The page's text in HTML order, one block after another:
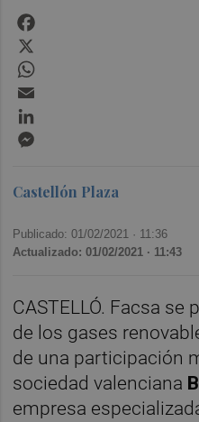
Castellón Plaza
Publicado: 01/02/2021 · 11:36
Actualizado: 01/02/2021 · 11:43
CASTELLÓ. Facsa
de los gases
de una participación
sociedad valenciana
empresa